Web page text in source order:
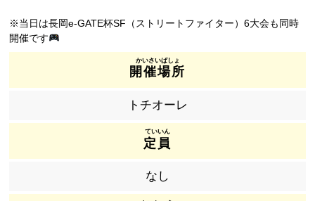
※当日は長岡e-GATE杯SF（ストリートファイター）6大会も同時
開催です
開催場所
トチオーレ
定員
なし